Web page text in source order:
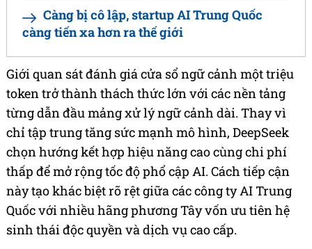
Càng bị cô lập, startup AI Trung Quốc
càng tiến xa hơn ra thế giới
Giới quan sát đánh giá cửa sổ ngữ cảnh một triệu
token trở thành thách thức lớn với các nền tảng
từng dẫn đầu mảng xử lý ngữ cảnh dài. Thay vì
chỉ tập trung tăng sức mạnh mô hình, DeepSeek
chọn hướng kết hợp hiệu năng cao cùng chi phí
thấp để mở rộng tốc độ phổ cập AI. Cách tiếp cận
này tạo khác biệt rõ rệt giữa các công ty AI Trung
Quốc với nhiều hãng phương Tây vốn ưu tiên hệ
sinh thái độc quyền và dịch vụ cao cấp.